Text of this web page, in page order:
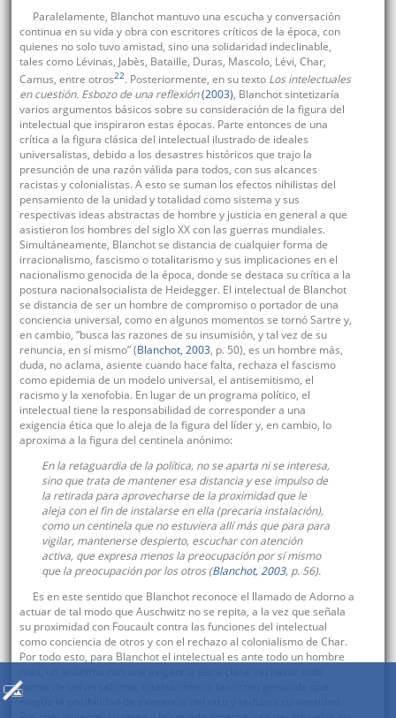
Paralelamente, Blanchot mantuvo una escucha y conversación
continua en su vida y obra con escritores críticos de la época, con
quienes no solo tuvo amistad, sino una solidaridad indeclinable,
tales como Lévinas, Jabès, Bataille, Duras, Mascolo, Lévi, Char,
Camus, entre otros22. Posteriormente, en su texto Los intelectuales
en cuestión. Esbozo de una reflexión(2003), Blanchot sintetizaría
varios argumentos básicos sobre su consideración de la figura del
intelectual que inspiraron estas épocas. Parte entonces de una
crítica a la figura clásica del intelectual ilustrado de ideales
universalistas, debido a los desastres históricos que trajo la
presunción de una razón válida para todos, con sus alcances
racistas y colonialistas. A esto se suman los efectos nihilistas del
pensamiento de la unidad y totalidad como sistema y sus
respectivas ideas abstractas de hombre y justicia en general a que
asistieron los hombres del siglo XX con las guerras mundiales.
Simultáneamente, Blanchot se distancia de cualquier forma de
irracionalismo, fascismo o totalitarismo y sus implicaciones en el
nacionalismo genocida de la época, donde se destaca su crítica a la
postura nacionalsocialista de Heidegger. El intelectual de Blanchot
se distancia de ser un hombre de compromiso o portador de una
conciencia universal, como en algunos momentos se tornó Sartre y,
en cambio, “busca las razones de su insumisión, y tal vez de su
renuncia, en sí mismo” (Blanchot, 2003, p. 50), es un hombre más,
duda, no aclama, asiente cuando hace falta, rechaza el fascismo
como epidemia de un modelo universal, el antisemitismo, el
racismo y la xenofobia. En lugar de un programa político, el
intelectual tiene la responsabilidad de corresponder a una
exigencia ética que lo aleja de la figura del líder y, en cambio, lo
aproxima a la figura del centinela anónimo:
En la retaguardia de la política, no se aparta ni se interesa,
sino que trata de mantener esa distancia y ese impulso de
la retirada para aprovecharse de la proximidad que le
aleja con el fin de instalarse en ella (precaria instalación),
como un centinela que no estuviera allí más que para para
vigilar, mantenerse despierto, escuchar con atención
activa, que expresa menos la preocupación por sí mismo
que la preocupación por los otros (Blanchot, 2003, p. 56).
Es en este sentido que Blanchot reconoce el llamado de Adorno a
actuar de tal modo que Auschwitz no se repita, a la vez que señala
su proximidad con Foucault contra las funciones del intelectual
como conciencia de otros y con el rechazo al colonialismo de Char.
Por todo esto, para Blanchot el intelectual es ante todo un hombre
forma de universalismo, totalitarismo o fascismo genocida que
niegue la posibilidad de existencia del otro y reduzca su alteridad.